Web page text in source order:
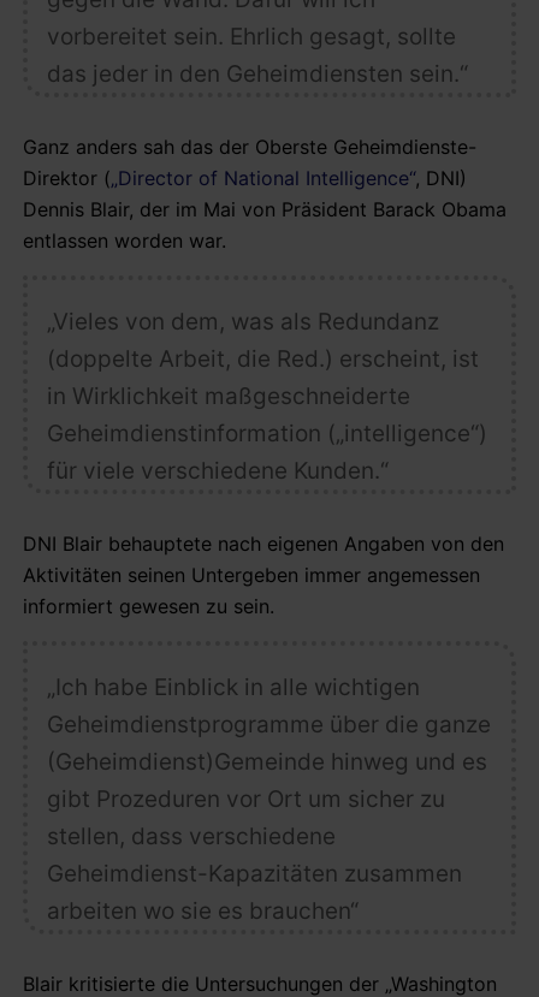
vorbereitet sein. Ehrlich gesagt, sollte
das jeder in den Geheimdiensten sein.“
Ganz anders sah das der Oberste Geheimdienste-
Direktor („Director of National Intelligence“, DNI)
Dennis Blair, der im Mai von Präsident Barack Obama
entlassen worden war.
„Vieles von dem, was als Redundanz
(doppelte Arbeit, die Red.) erscheint, ist
in Wirklichkeit maßgeschneiderte
Geheimdienstinformation („intelligence“)
für viele verschiedene Kunden.“
DNI Blair behauptete nach eigenen Angaben von den
Aktivitäten seinen Untergeben immer angemessen
informiert gewesen zu sein.
„Ich habe Einblick in alle wichtigen
Geheimdienstprogramme über die ganze
(Geheimdienst)Gemeinde hinweg und es
gibt Prozeduren vor Ort um sicher zu
stellen, dass verschiedene
Geheimdienst-Kapazitäten zusammen
arbeiten wo sie es brauchen“
Blair kritisierte die Untersuchungen der „Washington